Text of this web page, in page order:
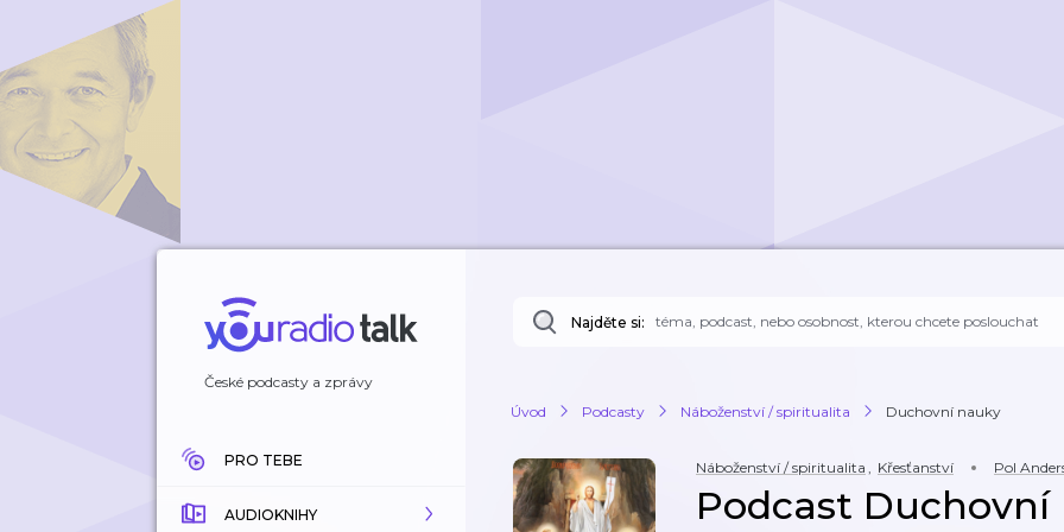
České podcasty a zprávy
PRO TEBE
AUDIOKNIHY
Najděte si:
Úvod Podcasty Náboženství / spiritualita Duchovní nauky
Náboženství / spiritualita , Křesťanství Pol
Podcast Duchovní